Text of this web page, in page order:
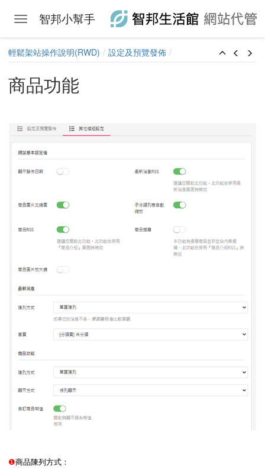
Toggle navigation
智邦小幫手
輕鬆架站操作說明(RWD) 設定及預覽發佈
商品功能
❶商品陳列方式：